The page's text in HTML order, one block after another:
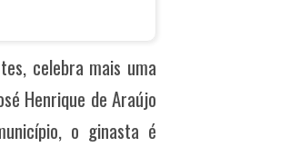
celebra mais uma
Henrique de Araújo
o ginasta é